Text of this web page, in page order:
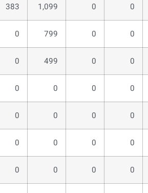
0
0
1,099
383
0
0
799
0
0
0
499
0
0
0
0
0
0
0
0
0
0
0
0
0
0
0
0
0